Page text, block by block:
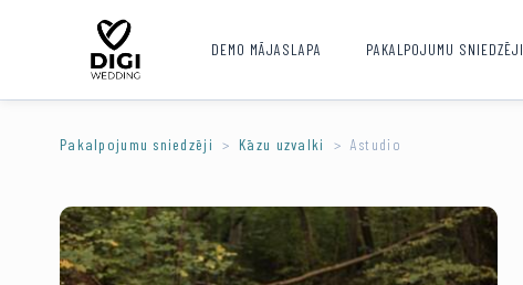
DEMO MĀJASLAPA PAKALPOJUMU SNIEDZĒJI
Pakalpojumu sniedzēji Kāzu uzvalki Astudio